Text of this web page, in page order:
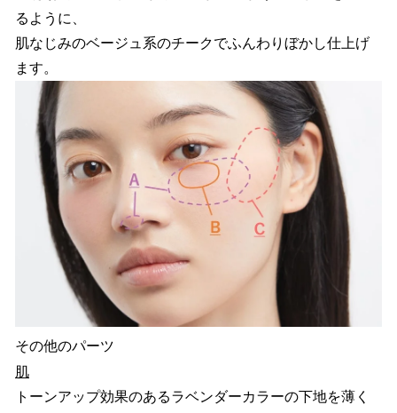
るように、
肌なじみのベージュ系のチークでふんわりぼかし仕上げ
ます。
その他のパーツ
肌
トーンアップ効果のあるラベンダーカラーの下地を薄く